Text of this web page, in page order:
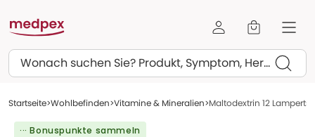
Suchen
Startseite Wohlbefinden Vitamine & Mineralien Maltodextrin 12 Lamperts
··· Bonuspunkte sammeln